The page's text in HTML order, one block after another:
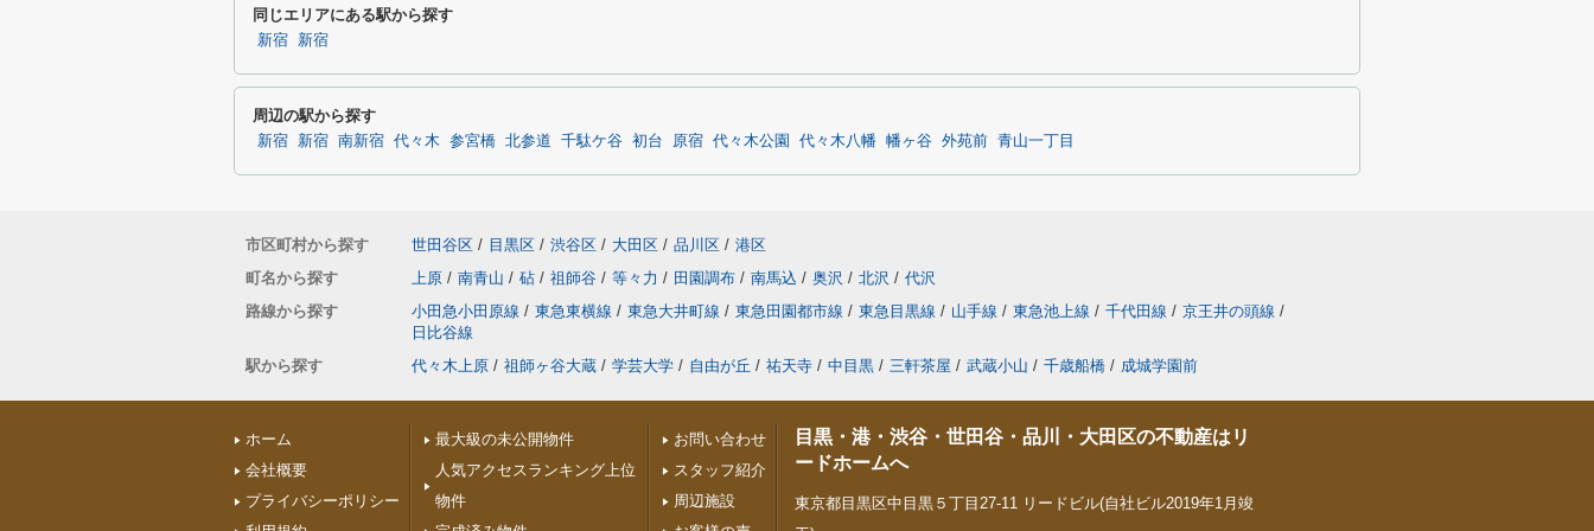
同じエリアにある駅から探す
新宿 新宿
周辺の駅から探す
新宿 新宿 南新宿 代々木 参宮橋 北参道 千駄ケ谷 初台 原宿 代々木公園 代々木八幡 幡ヶ谷 外苑前 青山一丁目
市区町村から探す 世田谷区 / 目黒区 / 渋谷区 / 大田区 / 品川区 / 港区
町名から探す
上原 / 南青山 / 砧 / 祖師谷 / 等々力 / 田園調布 / 南馬込 / 奥沢 / 北沢 / 代沢
路線から探す
小田急小田原線 / 東急東横線 / 東急大井町線 / 東急田園都市線 / 東急目黒線 / 山手線 / 東急池上線 / 千代田線 / 京王井の頭線 /
日比谷線
駅から探す
代々木上原 / 祖師ヶ谷大蔵 / 学芸大学 / 自由が丘 / 祐天寺 / 中目黒 / 三軒茶屋 / 武蔵小山 / 千歳船橋 / 成城学園前
ホーム
会社概要
プライバシーポリシー
最大級の未公開物件
人気アクセスランキング上位
物件
お問い合わせ
スタッフ紹介
周辺施設
目黒・港・渋谷・世田谷・品川・大田区の不動産はリ
ードホームへ
東京都目黒区中目黒５丁目27-11 リードビル(自社ビル2019年1月竣